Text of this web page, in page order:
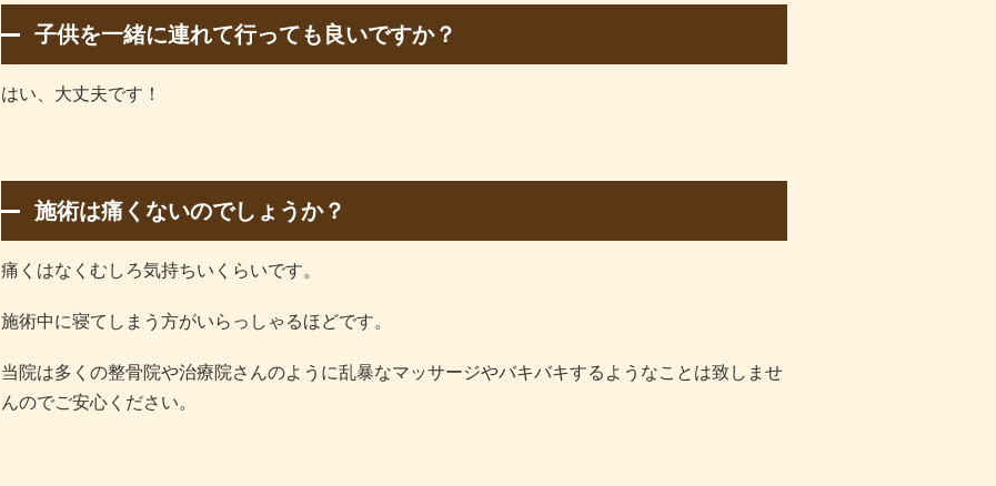
子供を一緒に連れて行っても良いですか？
はい、大丈夫です！
施術は痛くないのでしょうか？
痛くはなくむしろ気持ちいくらいです。
施術中に寝てしまう方がいらっしゃるほどです。
当院は多くの整骨院や治療院さんのように乱暴なマッサージやバキバキするようなことは致しませ
んのでご安心ください。